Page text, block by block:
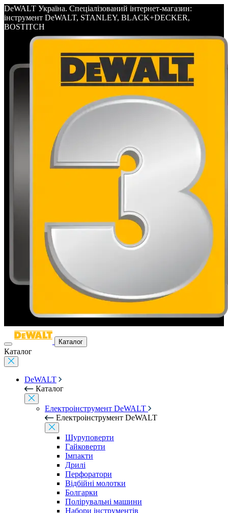
DeWALT Україна. Спеціалізований інтернет-магазин:
інструмент DeWALT, STANLEY, BLACK+DECKER,
BOSTITCH
Каталог
Каталог
DeWALT
Каталог
Електроінструмент DeWALT
Електроінструмент DeWALT
Шуруповерти
Гайковерти
Імпакти
Дрилі
Перфоратори
Відбійні молотки
Болгарки
Полірувальні машини
Набори інструментів